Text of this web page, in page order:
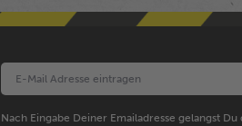
Nach Eingabe Deiner Emailadresse gelangst